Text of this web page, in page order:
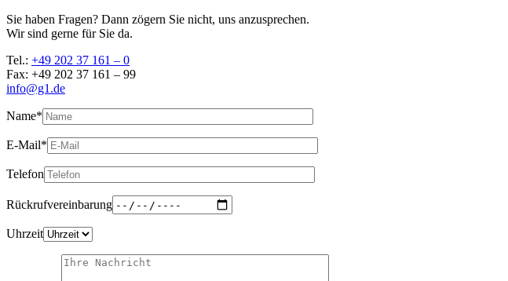
Sie haben Fragen? Dann zögern Sie nicht, uns anzusprechen.
Wir sind gerne für Sie da.
Tel.: +49 202 37 161 – 0
Fax: +49 202 37 161 – 99
info@g1.de
Name*
E-Mail*
Telefon
Rückrufvereinbarung
Uhrzeit